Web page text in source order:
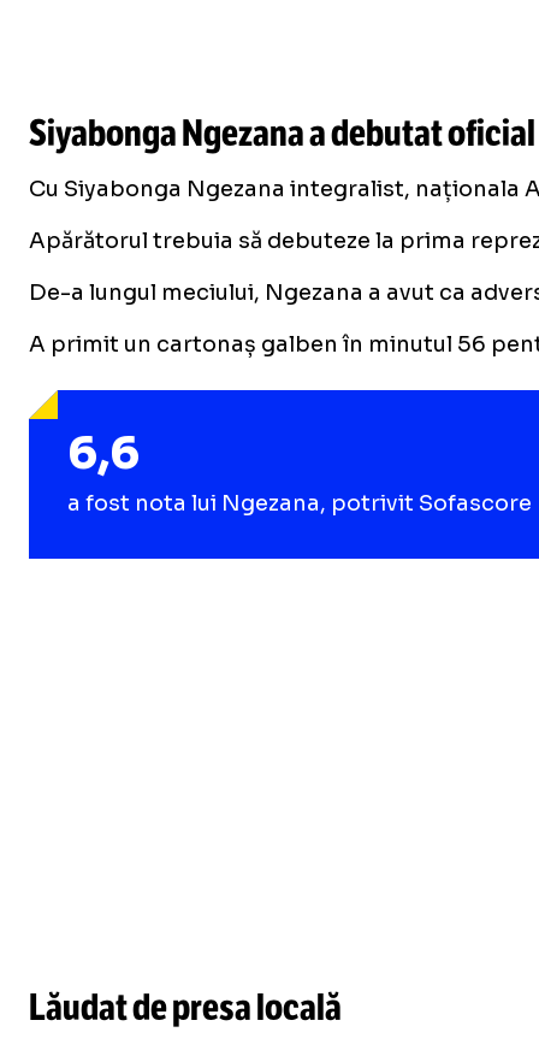
Siyabonga Ngezana a debutat
Cu Siyabonga Ngezana integralist, naționala
Apărătorul trebuia să debuteze la prima
De-a lungul meciului, Ngezana a avut ca
A primit un cartonaș galben în minutul 56
6,6
a fost nota lui Ngezana, potrivit Sofascore
Lăudat de presa locală